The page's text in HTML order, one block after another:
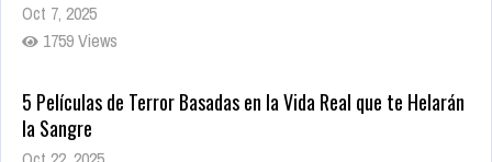
Oct 7, 2025
1759 Views
5 Películas de Terror Basadas en la Vida Real que te Helarán
la Sangre